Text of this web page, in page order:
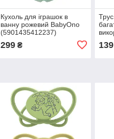
Кухоль для іграшок в
ванну рожевий BabyOno
(5901435412237)
299₴ 139